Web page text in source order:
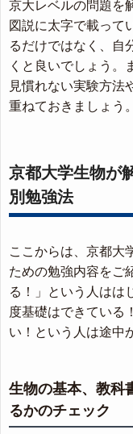
京大レベルの問題を
図説に太字で載って
るだけではなく、自
くと良いでしょう。
見慣れない実験方法
重ねておきましょう。
京都大学生物が
別勉強法
ここからは、京都大
ための勉強内容をご
る！」という人はは
度基礎はできている
い！という人は途中
生物の基本、教科
るかのチェック